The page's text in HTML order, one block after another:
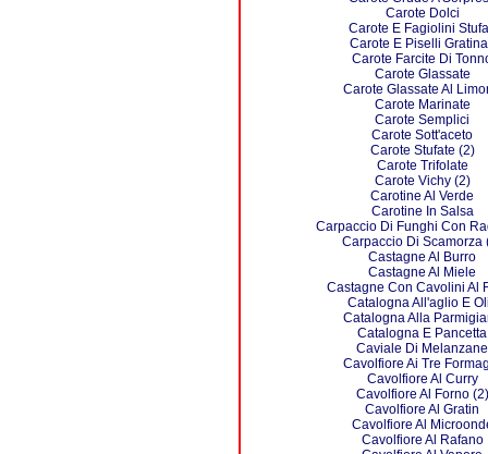
Carote Dolci
Carote E Fagiolini
Carote E Piselli
Carote Farcite Di
Carote Glassate
Carote Glassate Al
Carote Marinate
Carote Semplici
Carote Sott'aceto
Carote Stufate (2)
Carote Trifolate
Carote Vichy (2)
Carotine Al Verde
Carotine In Salsa
Carpaccio Di Funghi Con
Carpaccio Di Scamorza
Castagne Al Burro
Castagne Al Miele
Castagne Con Cavolini Al
Catalogna All'aglio E
Catalogna Alla
Catalogna E Pancetta
Caviale Di Melanzane
Cavolfiore Ai Tre
Cavolfiore Al Curry
Cavolfiore Al Forno (2)
Cavolfiore Al Gratin
Cavolfiore Al
Cavolfiore Al Rafano